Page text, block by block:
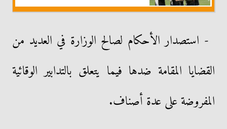
- استصدار الأحكام لصالح الوزارة في العديد من
القضايا المقامة ضدها فيما يتعلق بالتدابير الوقائية
المفروضة على عدة أصناف.